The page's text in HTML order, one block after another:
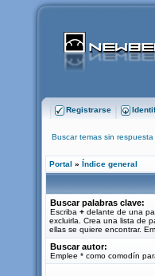
Registrarse
Buscar temas sin respuesta
Portal » Índice general
Buscar palabras clave:
Escriba + delante de una
excluirla. Crea una lista de
ellas se quiere encontrar.
Buscar autor:
Emplee * como comodín